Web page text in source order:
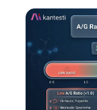
한국어
Slovenščina
Magyar
Shqip
বাংলা